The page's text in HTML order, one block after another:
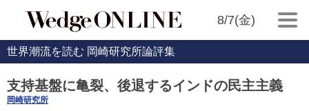
8/7(金)
世界潮流を読む 岡崎研究所論評集
支持基盤に亀裂、後退するインドの民主主義
岡崎研究所